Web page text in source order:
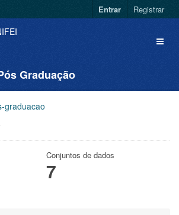
Entrar Registrar
Graduação
Conjuntos de dados
7